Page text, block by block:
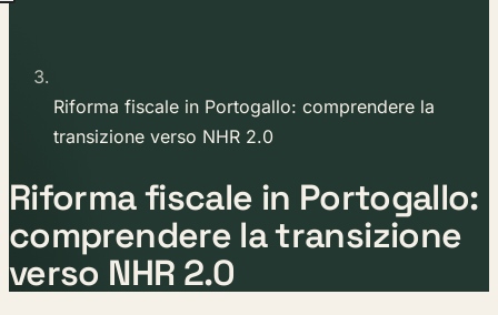
Riforma fiscale in Portogallo: comprendere la
transizione verso NHR 2.0
Riforma fiscale in Portogallo:
comprendere la transizione
verso NHR 2.0